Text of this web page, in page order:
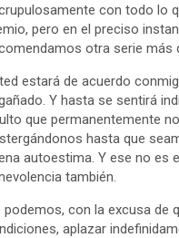
con todo lo
pero en el preciso
otra serie más
estará de acuerdo
Y hasta se sentirá
que permanentemente
hasta que
autoestima. Y ese no es
también.
podemos, con la excusa de
aplazar